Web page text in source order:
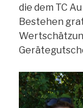
die dem TC
Bestehen